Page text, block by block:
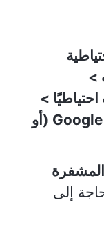
>
>
النسخ الاحتياطي إلى Google Drive (أو
المشفرة
إلى